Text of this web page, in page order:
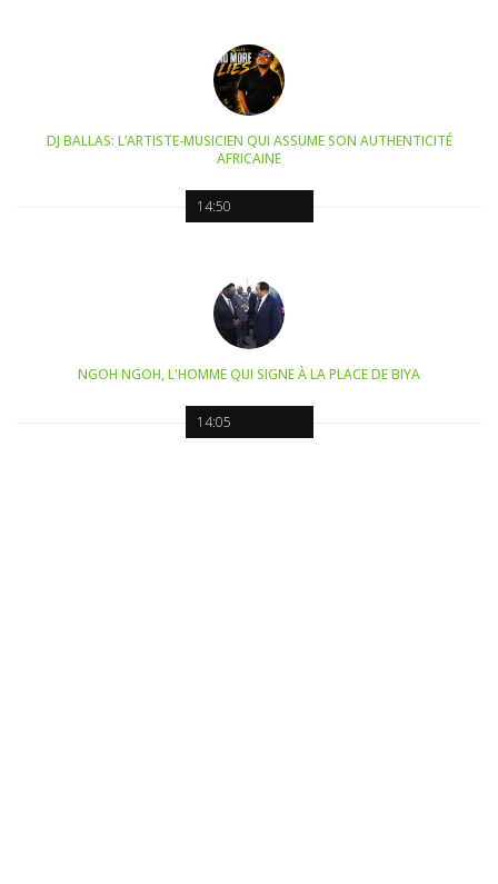
14:50
DJ BALLAS: L’ARTISTE-MUSICIEN QUI ASSUME SON AUTHENTICITÉ
AFRICAINE
14:05
NGOH NGOH, L'HOMME QUI SIGNE À LA PLACE DE BIYA